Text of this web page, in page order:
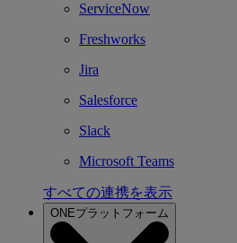
ServiceNow
Freshworks
Jira
Salesforce
Slack
Microsoft Teams
すべての連携を表示
ONEプラットフォーム